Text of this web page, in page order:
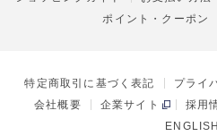
ポイント・クーポン
特定商取引に基づく表記 プライ
会社概要
企業サイト 採用
ENGLISH